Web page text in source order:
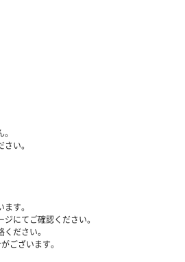
い。
す。
にてご確認ください。
ださい。
ございます。